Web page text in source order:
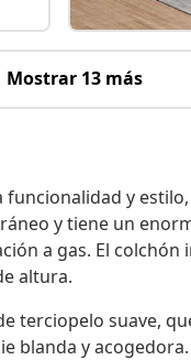
Mostrar 13 más
y
y tiene un
a gas. El
altura.
terciopelo suave,
blanda y